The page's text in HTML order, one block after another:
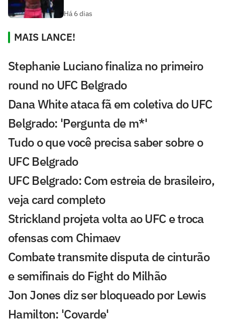
Há 6 dias
MAIS LANCE!
Stephanie Luciano finaliza no primeiro
round no UFC Belgrado
Dana White ataca fã em coletiva do UFC
Belgrado: 'Pergunta de m*'
Tudo o que você precisa saber sobre o
UFC Belgrado
UFC Belgrado: Com estreia de brasileiro,
veja card completo
Strickland projeta volta ao UFC e troca
ofensas com Chimaev
Combate transmite disputa de cinturão
e semifinais do Fight do Milhão
Jon Jones diz ser bloqueado por Lewis
Hamilton: 'Covarde'